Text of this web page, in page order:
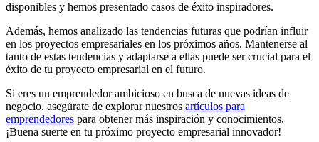
disponibles y hemos presentado casos de éxito inspiradores.
Además, hemos analizado las tendencias futuras que podrían influir
en los proyectos empresariales en los próximos años. Mantenerse al
tanto de estas tendencias y adaptarse a ellas puede ser crucial para el
éxito de tu proyecto empresarial en el futuro.
Si eres un emprendedor ambicioso en busca de nuevas ideas de
negocio, asegúrate de explorar nuestros artículos para
emprendedores para obtener más inspiración y conocimientos.
¡Buena suerte en tu próximo proyecto empresarial innovador!